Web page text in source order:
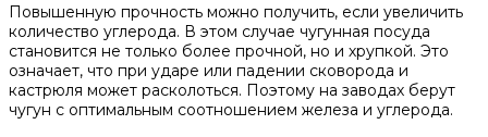
Повышенную прочность можно получить, если увеличить
количество углерода. В этом случае чугунная посуда
становится не только более прочной, но и хрупкой. Это
означает, что при ударе или падении сковорода и
кастрюля может расколоться. Поэтому на заводах берут
чугун с оптимальным соотношением железа и углерода.